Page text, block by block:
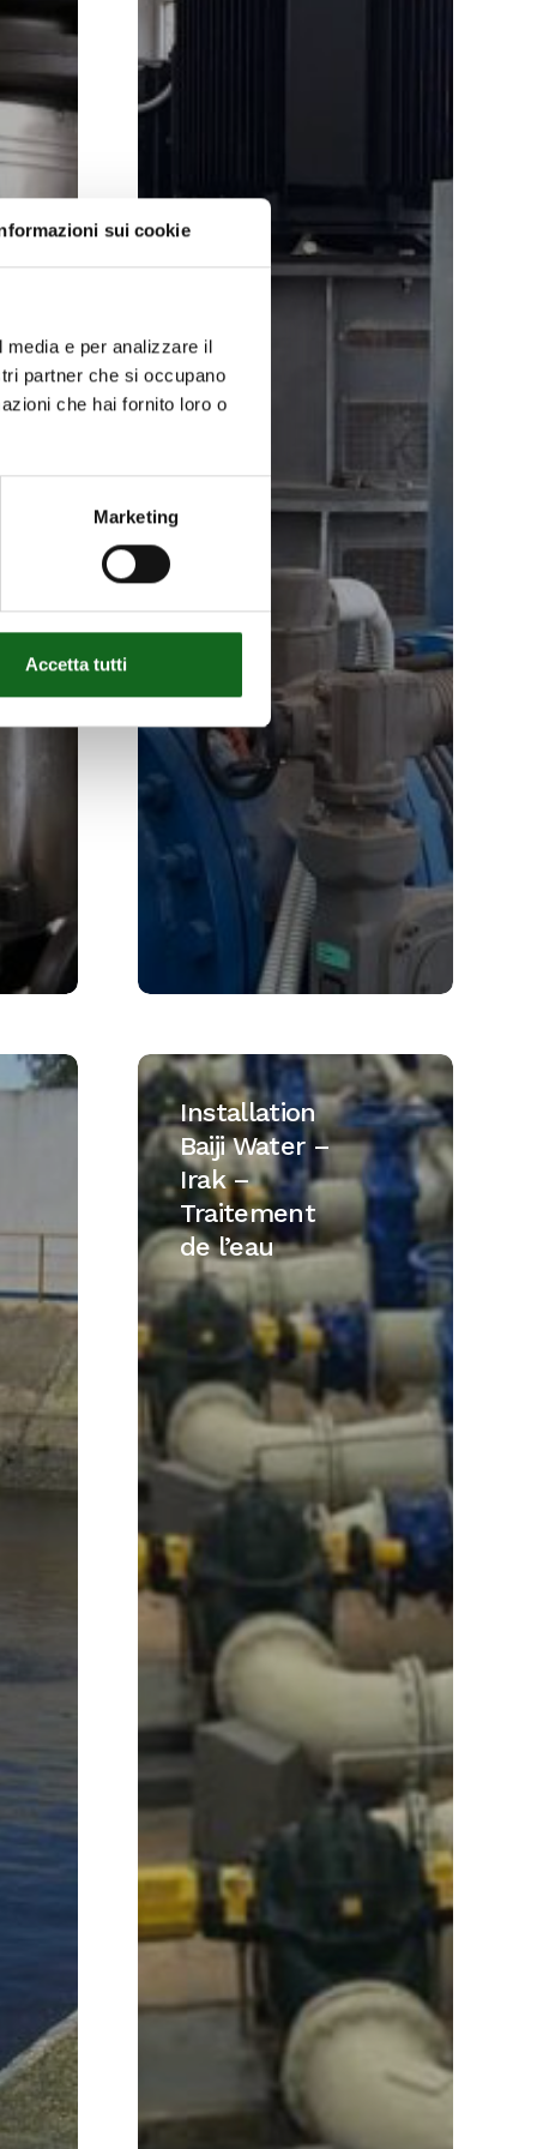
sui cookie
e per analizzare il
partner che si occupano
che hai fornito loro o
Marketing
Accetta tutti
Installation
Baiji
Water
–
Irak
Traitement
de
l’eau
Installation
Baiji Water –
Irak –
Traitement
de l’eau